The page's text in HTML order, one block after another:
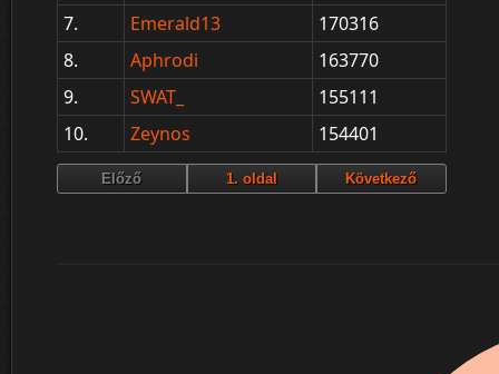
7.
Emerald13
170316
8.
Aphrodi
163770
9.
SWAT_
155111
10.
Zeynos 154401